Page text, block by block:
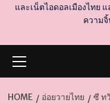
และเน็ตไอดอลเมืองไทย
ความ
Menu
HOME อ่อยวายไทย
ซี ท